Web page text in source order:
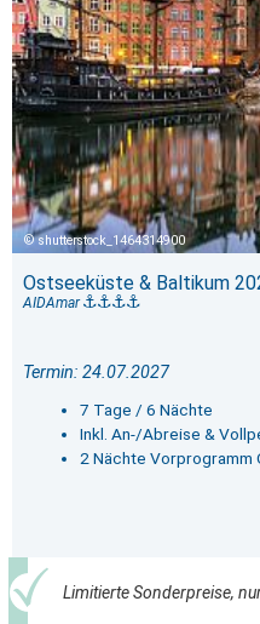
shutterstock_1464314900
Ostseeküste & Baltikum
AIDAmar
Termin: 24.07.2027
7 Tage / 6 Nächte
Inkl. An-/Abreise &
2 Nächte Vorprogramm
Limitierte Sonderpreise,